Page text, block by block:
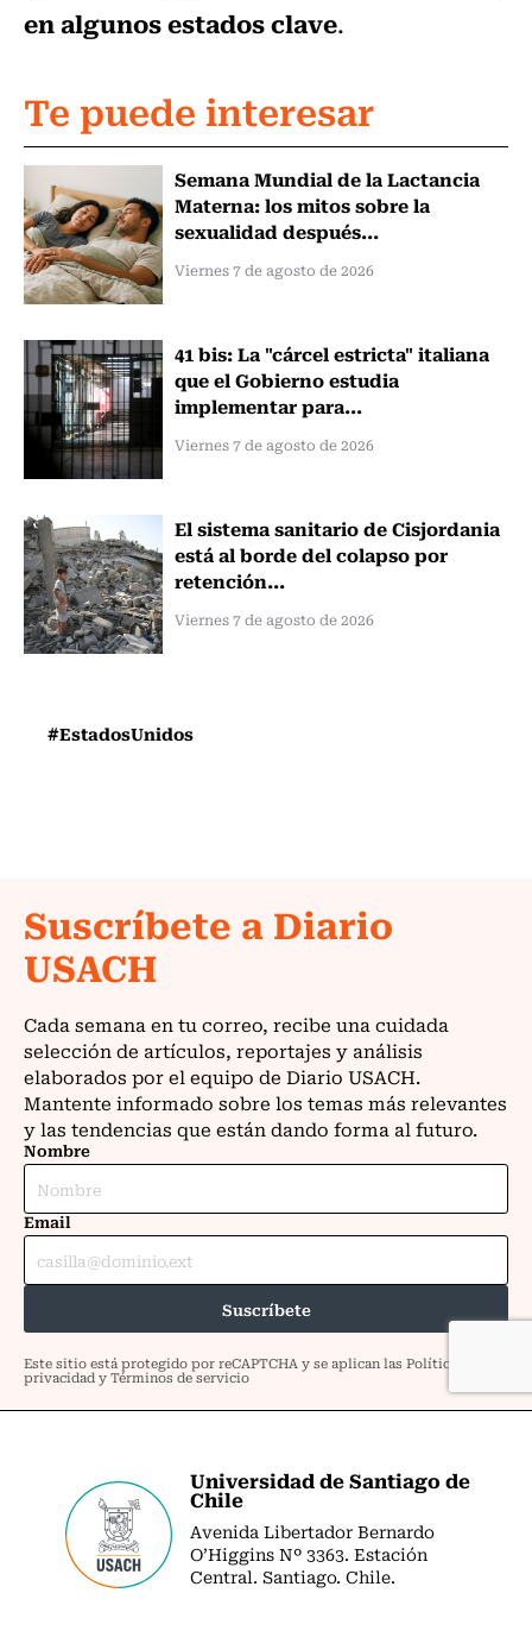
en algunos estados clave.
Te puede interesar
Semana Mundial de la Lactancia
Materna: los mitos sobre la
sexualidad después...
Viernes 7 de agosto de 2026
41 bis: La "cárcel estricta" italiana
que el Gobierno estudia
implementar para...
Viernes 7 de agosto de 2026
El sistema sanitario de Cisjordania
está al borde del colapso por
retención...
Viernes 7 de agosto de 2026
#EstadosUnidos
Universidad de Santiago de
Chile
Avenida Libertador Bernardo
O’Higgins Nº 3363. Estación
Central. Santiago. Chile.